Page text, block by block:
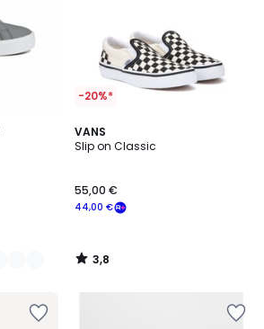
-20%*
VANS
Slip on Classic
44,00 €
55,00 €
3,8
/ 5
3,8
/